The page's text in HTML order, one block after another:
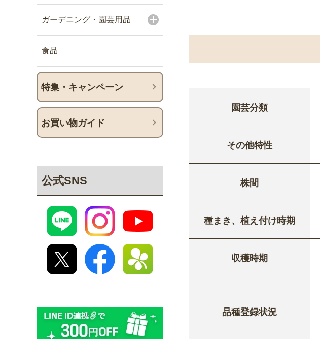
ガーデニング・園芸用品
食品
特集・キャンペーン
お買い物ガイド
公式SNS
園芸分類
その他特性
株間
種まき、植え付け時期
収穫時期
品種登録状況